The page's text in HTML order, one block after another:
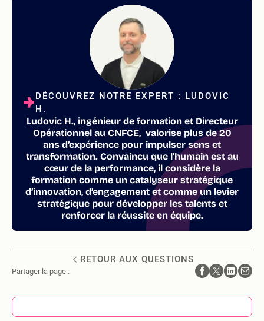
DÉCOUVREZ NOTRE EXPERT : LUDOVIC
H.
Ludovic H., ingénieur de formation et Directeur
Opérationnel au CNFCE, valorise plus de 20
ans d’expérience pour impulser sens et
transformation. Convaincu que l’humain est au
cœur de la performance, il considère la
formation comme un catalyseur stratégique
d’innovation, d’engagement et comme un levier
stratégique pour développer les talents et
renforcer la réussite en équipe.
RETOUR AUX QUESTIONS
Partager la page :